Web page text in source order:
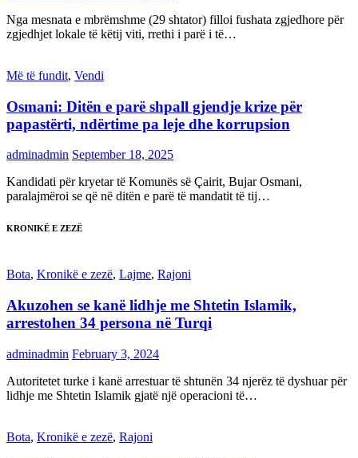
Nga mesnata e mbrëmshme (29 shtator) filloi fushata zgjedhore për
zgjedhjet lokale të këtij viti, rrethi i parë i të…
Më të fundit, Vendi
Osmani: Ditën e parë shpall gjendje krize për
papastërti, ndërtime pa leje dhe korrupsion
adminadmin September 18, 2025
Kandidati për kryetar të Komunës së Çairit, Bujar Osmani,
paralajmëroi se që në ditën e parë të mandatit të tij…
KRONIKË E ZEZË
Bota, Kronikë e zezë, Lajme, Rajoni
Akuzohen se kanë lidhje me Shtetin Islamik,
arrestohen 34 persona në Turqi
adminadmin February 3, 2024
Autoritetet turke i kanë arrestuar të shtunën 34 njerëz të dyshuar për
lidhje me Shtetin Islamik gjatë një operacioni të…
Bota, Kronikë e zezë, Rajoni